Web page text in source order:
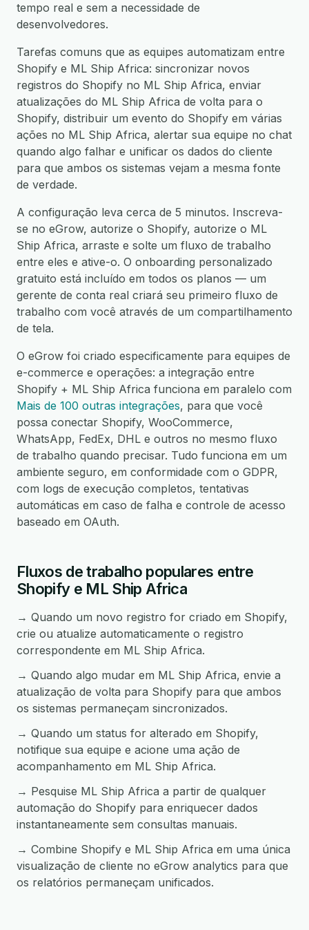
tempo real e sem a necessidade de
desenvolvedores.
Tarefas comuns que as equipes automatizam entre
Shopify e ML Ship Africa: sincronizar novos
registros do Shopify no ML Ship Africa, enviar
atualizações do ML Ship Africa de volta para o
Shopify, distribuir um evento do Shopify em várias
ações no ML Ship Africa, alertar sua equipe no chat
quando algo falhar e unificar os dados do cliente
para que ambos os sistemas vejam a mesma fonte
de verdade.
A configuração leva cerca de 5 minutos. Inscreva-
se no eGrow, autorize o Shopify, autorize o ML
Ship Africa, arraste e solte um fluxo de trabalho
entre eles e ative-o. O onboarding personalizado
gratuito está incluído em todos os planos — um
gerente de conta real criará seu primeiro fluxo de
trabalho com você através de um compartilhamento
de tela.
O eGrow foi criado especificamente para equipes de
e-commerce e operações: a integração entre
Shopify + ML Ship Africa funciona em paralelo com
Mais de 100 outras integrações, para que você
possa conectar Shopify, WooCommerce,
WhatsApp, FedEx, DHL e outros no mesmo fluxo
de trabalho quando precisar. Tudo funciona em um
ambiente seguro, em conformidade com o GDPR,
com logs de execução completos, tentativas
automáticas em caso de falha e controle de acesso
baseado em OAuth.
Fluxos de trabalho populares entre
Shopify e ML Ship Africa
→ Quando um novo registro for criado em Shopify,
crie ou atualize automaticamente o registro
correspondente em ML Ship Africa.
→ Quando algo mudar em ML Ship Africa, envie a
atualização de volta para Shopify para que ambos
os sistemas permaneçam sincronizados.
→ Quando um status for alterado em Shopify,
notifique sua equipe e acione uma ação de
acompanhamento em ML Ship Africa.
→ Pesquise ML Ship Africa a partir de qualquer
automação do Shopify para enriquecer dados
instantaneamente sem consultas manuais.
→ Combine Shopify e ML Ship Africa em uma única
visualização de cliente no eGrow analytics para que
os relatórios permaneçam unificados.